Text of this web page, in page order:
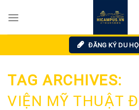
ĐĂNG KÝ DU
TAG ARCHIVES:
VIỆN MỸ THUẬT